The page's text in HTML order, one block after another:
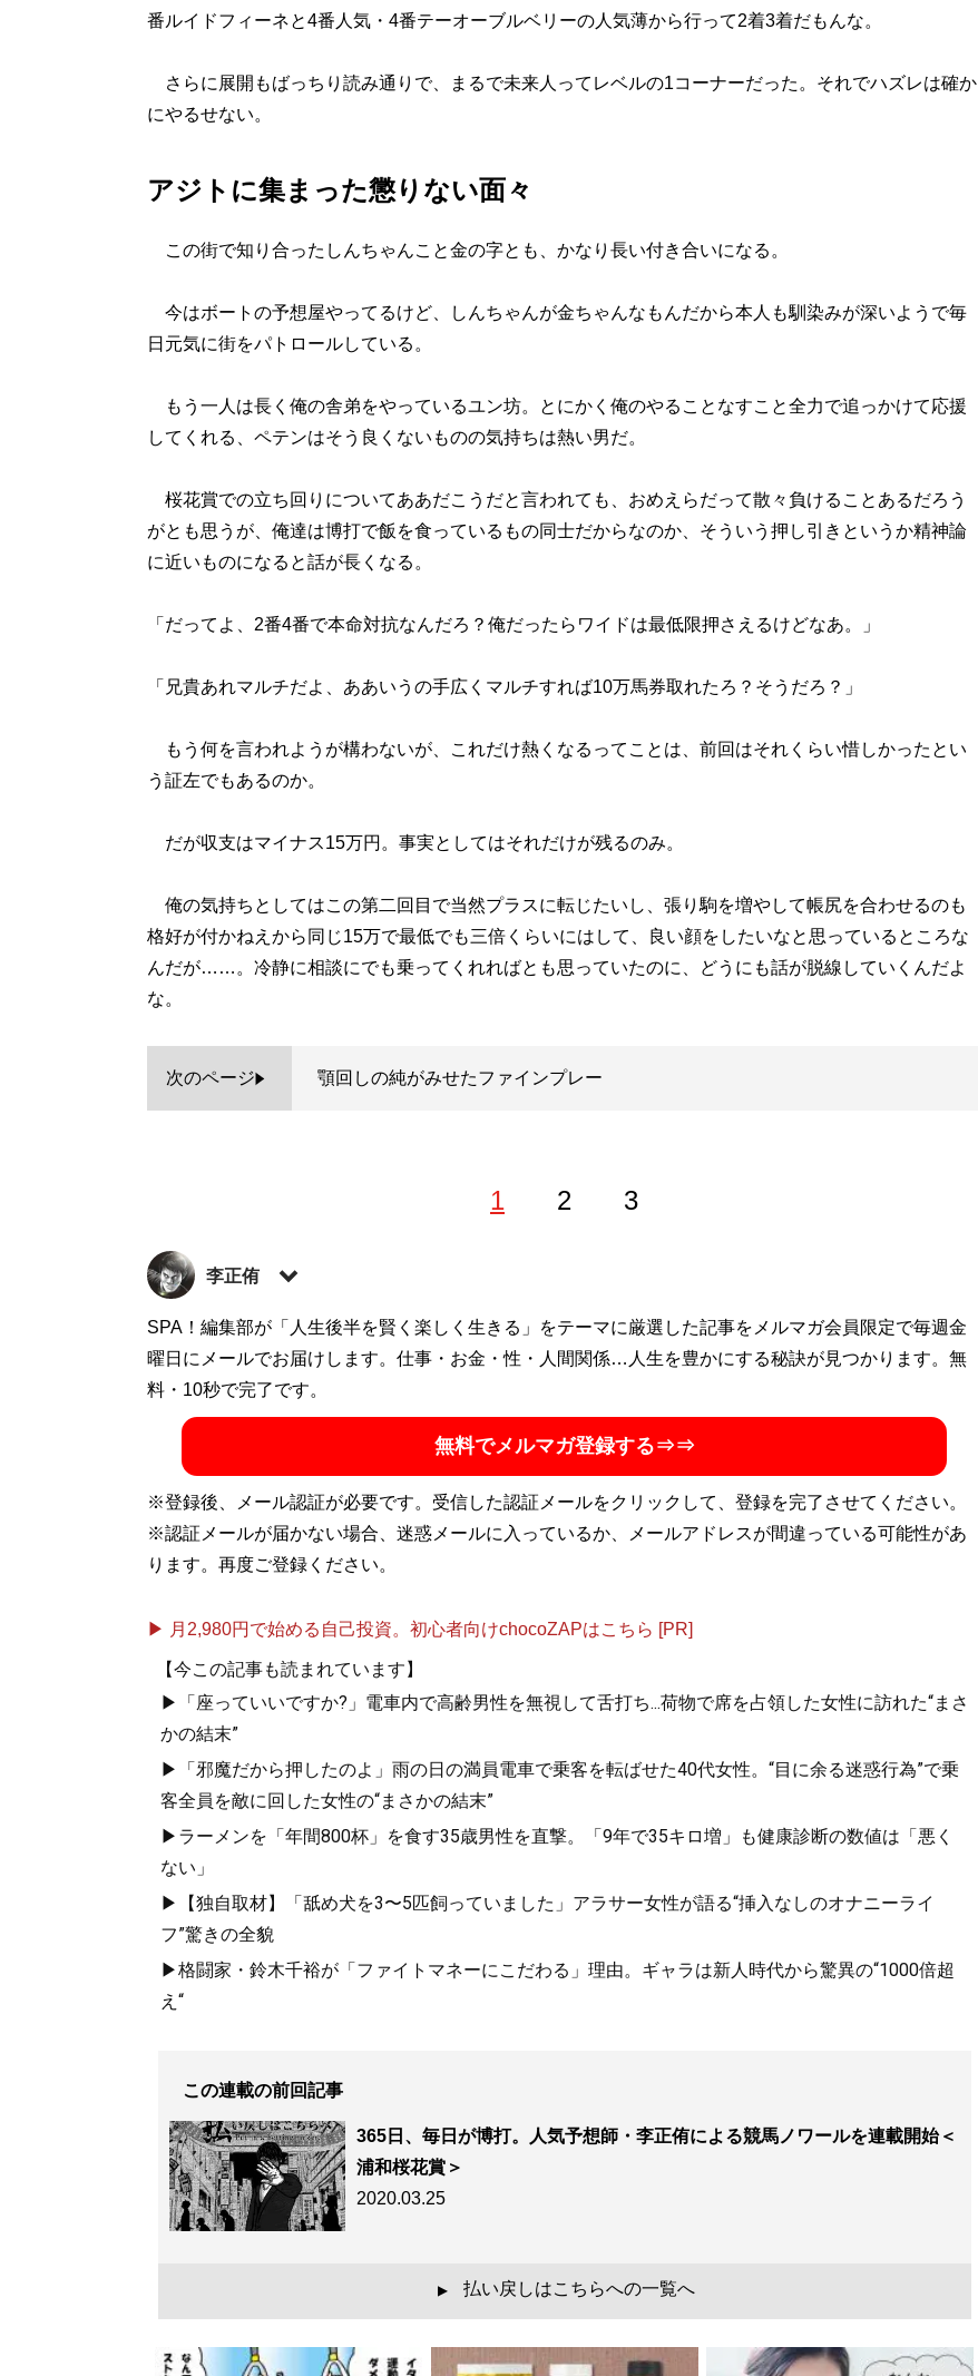
番ルイドフィーネと4番人気・4番テーオーブルベリーの人気薄から行って2着3着だもんな。
さらに展開もばっちり読み通りで、まるで未来人ってレベルの1コーナーだった。それでハズレは確か
にやるせない。
アジトに集まった懲りない面々
この街で知り合ったしんちゃんこと金の字とも、かなり長い付き合いになる。
今はボートの予想屋やってるけど、しんちゃんが金ちゃんなもんだから本人も馴染みが深いようで毎
日元気に街をパトロールしている。
もう一人は長く俺の舎弟をやっているユン坊。とにかく俺のやることなすこと全力で追っかけて応援
してくれる、ペテンはそう良くないものの気持ちは熱い男だ。
桜花賞での立ち回りについてああだこうだと言われても、おめえらだって散々負けることあるだろう
がとも思うが、俺達は博打で飯を食っているもの同士だからなのか、そういう押し引きというか精神論
に近いものになると話が長くなる。
「だってよ、2番4番で本命対抗なんだろ？俺だったらワイドは最低限押さえるけどなあ。」
「兄貴あれマルチだよ、ああいうの手広くマルチすれば10万馬券取れたろ？そうだろ？」
もう何を言われようが構わないが、これだけ熱くなるってことは、前回はそれくらい惜しかったとい
う証左でもあるのか。
だが収支はマイナス15万円。事実としてはそれだけが残るのみ。
俺の気持ちとしてはこの第二回目で当然プラスに転じたいし、張り駒を増やして帳尻を合わせるのも
格好が付かねえから同じ15万で最低でも三倍くらいにはして、良い顔をしたいなと思っているところな
んだが……。冷静に相談にでも乗ってくれればとも思っていたのに、どうにも話が脱線していくんだよ
な。
次のページ 顎回しの純がみせたファインプレー
1 2 3
李正侑
新宿・歌舞伎町を根城にするギャンブラー。競馬競輪、ボートにバカラと賭け事ならなんでもござれ。
座右の銘は「給我一個機会，譲我在再一次証明自己」
記事一覧へ
SPA！編集部が「人生後半を賢く楽しく生きる」をテーマに厳選した記事をメルマガ会員限定で毎週金
曜日にメールでお届けします。仕事・お金・性・人間関係…人生を豊かにする秘訣が見つかります。無
料・10秒で完了です。
無料でメルマガ登録する⇒⇒
※登録後、メール認証が必要です。受信した認証メールをクリックして、登録を完了させてください。
※認証メールが届かない場合、迷惑メールに入っているか、メールアドレスが間違っている可能性があ
ります。再度ご登録ください。
▶ 月2,980円で始める自己投資。初心者向けchocoZAPはこちら [PR]
【今この記事も読まれています】
▶「座っていいですか?」電車内で高齢男性を無視して舌打ち...荷物で席を占領した女性に訪れた“まさ
かの結末”
▶「邪魔だから押したのよ」雨の日の満員電車で乗客を転ばせた40代女性。“目に余る迷惑行為”で乗
客全員を敵に回した女性の“まさかの結末”
▶ラーメンを「年間800杯」を食す35歳男性を直撃。「9年で35キロ増」も健康診断の数値は「悪く
ない」
▶【独自取材】「舐め犬を3〜5匹飼っていました」アラサー女性が語る“挿入なしのオナニーライ
フ”驚きの全貌
▶格闘家・鈴木千裕が「ファイトマネーにこだわる」理由。ギャラは新人時代から驚異の“1000倍超
え“
この連載の前回記事
365日、毎日が博打。人気予想師・李正侑による競馬ノワールを連載開始＜
浦和桜花賞＞
2020.03.25
▲ 払い戻しはこちらへの一覧へ